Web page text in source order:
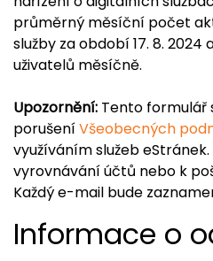
průměrný měsíční počet
služby za období 17. 8. 2024
uživatelů měsíčně.
Upozornění: Tento formulář
porušeníVšeobecných
využíváním služeb
vyrovnávání účtů nebo k
Každý e-mail bude
Informace o